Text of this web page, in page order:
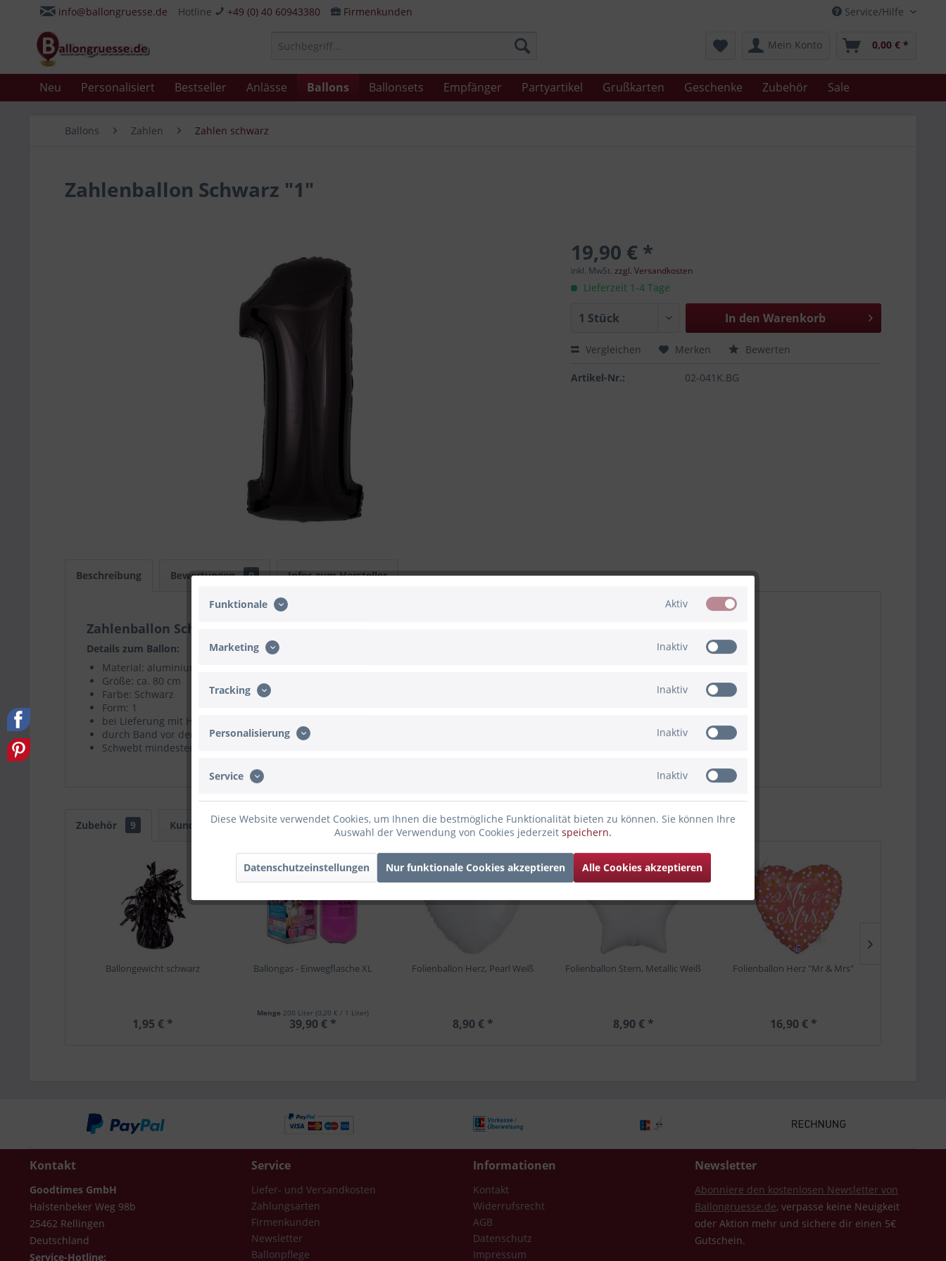
Service/Hilfe
info@ballongruesse.de Hotline +49 (0) 40 60943380 Firmenkunden
Mein Konto 0,00 € *
Neu Personalisiert Bestseller Anlässe Ballons Ballonsets Empfänger Partyartikel Grußkarten Geschenke Zubehör Sale
Ballons Zahlen Zahlen schwarz
Zahlenballon Schwarz "1"
19,90 € *
inkl. MwSt.zzgl. Versandkosten
Lieferzeit 1-4 Tage
In den Warenkorb
Vergleichen Merken Bewerten
Artikel-Nr.: 02-041K.BG
Beschreibung Bewertungen 0 Infos zum Hersteller
Zahlenballon Schwarz "1"
Details zum Ballon:
Material: aluminiumbeschichtete Nylon-Folie
Größe: ca. 80 cm
Farbe: Schwarz
Form: 1
bei Lieferung mit Helium gefüllt
durch Band vor dem Wegfliegen gesichert
Schwebt mindestens eine Woche
Zubehör 9 Kunden kauften auch Kunden haben sich ebenfalls angesehen
Ballongewicht schwarz
1,95 € *
Ballongas - Einwegflasche XL
Menge 200 Liter (0,20 € / 1 Liter)
39,90 € *
Folienballon Herz, Pearl Weiß
8,90 € *
Folienballon Stern, Metallic Weiß
8,90 € *
Folienballon Herz "Mr & Mrs"
16,90 € *
Kontakt
Goodtimes GmbH
Halstenbeker Weg 98b
25462 Rellingen
Deutschland
Service-Hotline:
Service
Liefer- und Versandkosten
Zahlungsarten
Firmenkunden
Newsletter
Ballonpflege
Informationen
Kontakt
Widerrufsrecht
AGB
Datenschutz
Impressum
Newsletter
Abonniere den kostenlosen Newsletter von
Ballongruesse.de, verpasse keine Neuigkeit
oder Aktion mehr und sichere dir einen 5€
Gutschein.
Funktionale Aktiv
Marketing Inaktiv
Tracking Inaktiv
Personalisierung Inaktiv
Service Inaktiv
Diese Website verwendet Cookies, um Ihnen die bestmögliche Funktionalität bieten zu können. Sie können Ihre
Auswahl der Verwendung von Cookies jederzeit speichern.
Datenschutzeinstellungen Nur funktionale Cookies akzeptieren Alle Cookies akzeptieren